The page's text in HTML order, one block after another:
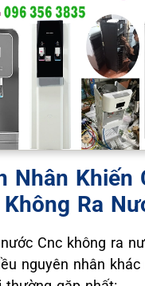
Nhân Khiến
Ra
Cnc không ra
nguyên nhân khác